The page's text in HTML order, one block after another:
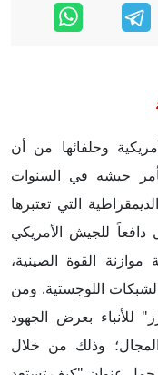
وحلفائها من أن
جيشه في السنوات
التي تعتبرها
للجيش الأمريكي
موازنة القوة الصينية،
اللوجستية. ومن
للأنباء بعرض الجهود
وذلك من خلال